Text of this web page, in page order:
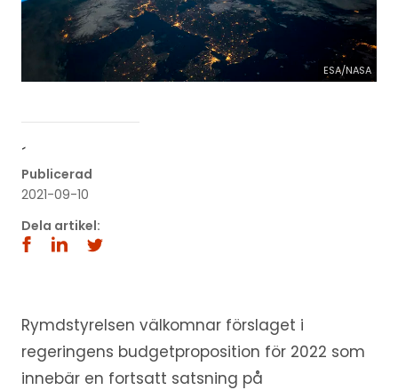
ESA/NASA
´
Publicerad
2021-09-10
Dela artikel:
Rymdstyrelsen välkomnar förslaget i
regeringens budgetproposition för 2022 som
innebär en fortsatt satsning på